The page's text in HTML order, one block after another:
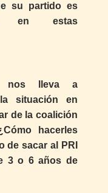
su partido es
en estas
nos lleva a
situación en
de la coalición
hacerles
de sacar al PRI
3 o 6 años de